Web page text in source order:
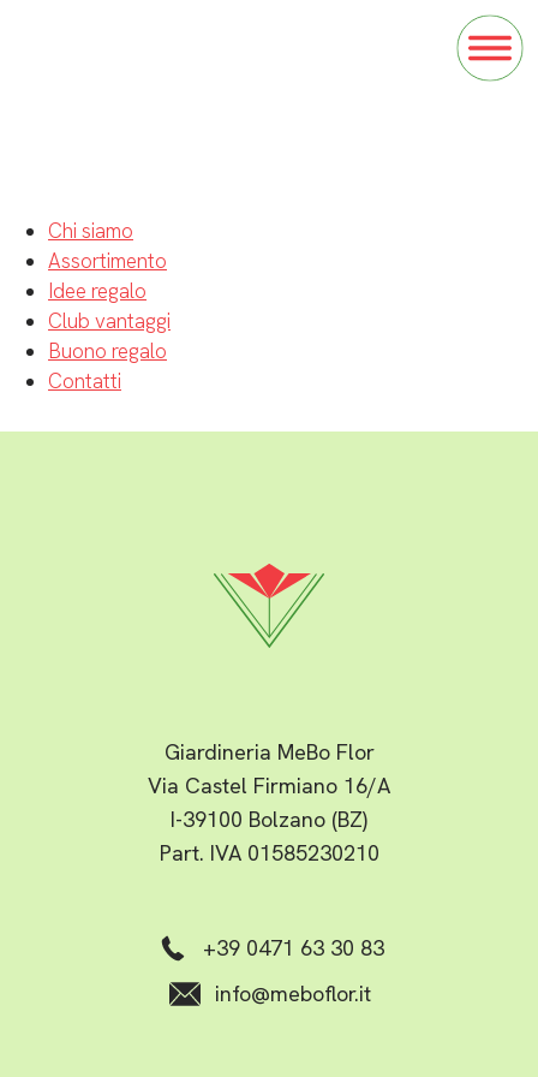
Chi siamo
Assortimento
Idee regalo
Club vantaggi
Buono regalo
Contatti
Giardineria MeBo Flor
Via Castel Firmiano 16/A
I-39100 Bolzano (BZ)
Part. IVA 01585230210
+39 0471 63 30 83
info@meboflor.it